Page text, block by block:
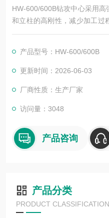
HW-600/600B钻攻中心采用
和立柱的高刚性，减少加工过
和高精度保障，我们的机床能
产品型号：HW-600/600B
更新时间：2026-06-03
厂商性质：生产厂家
访问量：3048
产品咨询
产品分类
PRODUCT CLASSIFICATION